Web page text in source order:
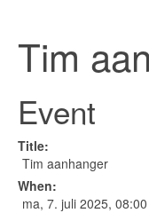
Tim
Event
Title:
Tim aanhanger
When:
ma, 7. juli 2025,